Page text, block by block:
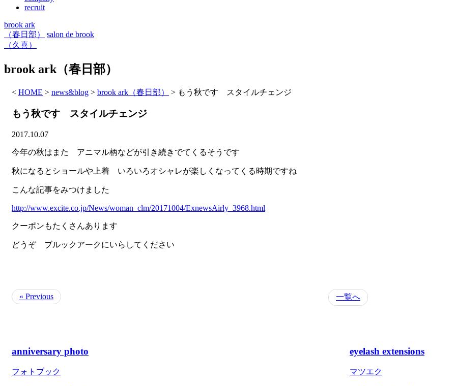
recruit
brook ark
（春日部）
salon de brook
（久喜）
brook ark（春日部）
< HOME > news&blog > brook ark（春日部） > もう秋です スタイルチェンジ
もう秋です スタイルチェンジ
2017.10.07
今年の秋はまた アニマル柄などが引き続きでてくるそうです
秋になるとショールや上着 いろいろオシャレが楽しくなってくる時期ですね
こんな記事をみつけました
http://www.excite.co.jp/News/woman_clm/20171004/ExnewsAirly_3968.html
クーポンもたくさんあります
どうぞ ブルックアークにいらしてください
« Previous 一覧へ
anniversary photo
フォトブック
eyelash extensions
マツエク